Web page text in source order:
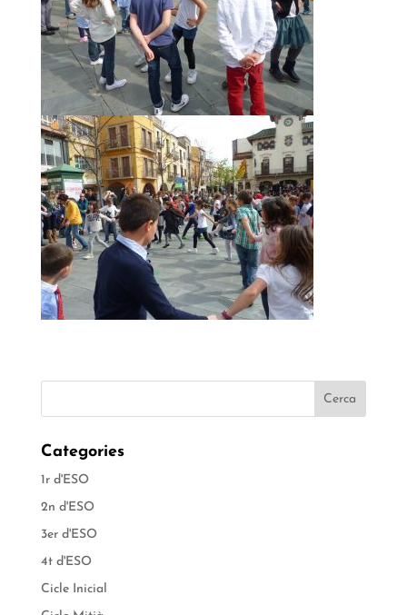
Categories
1r d'ESO
2n d'ESO
3er d'ESO
4t d'ESO
Cicle Inicial